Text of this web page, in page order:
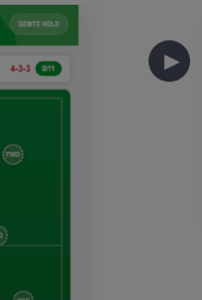
►